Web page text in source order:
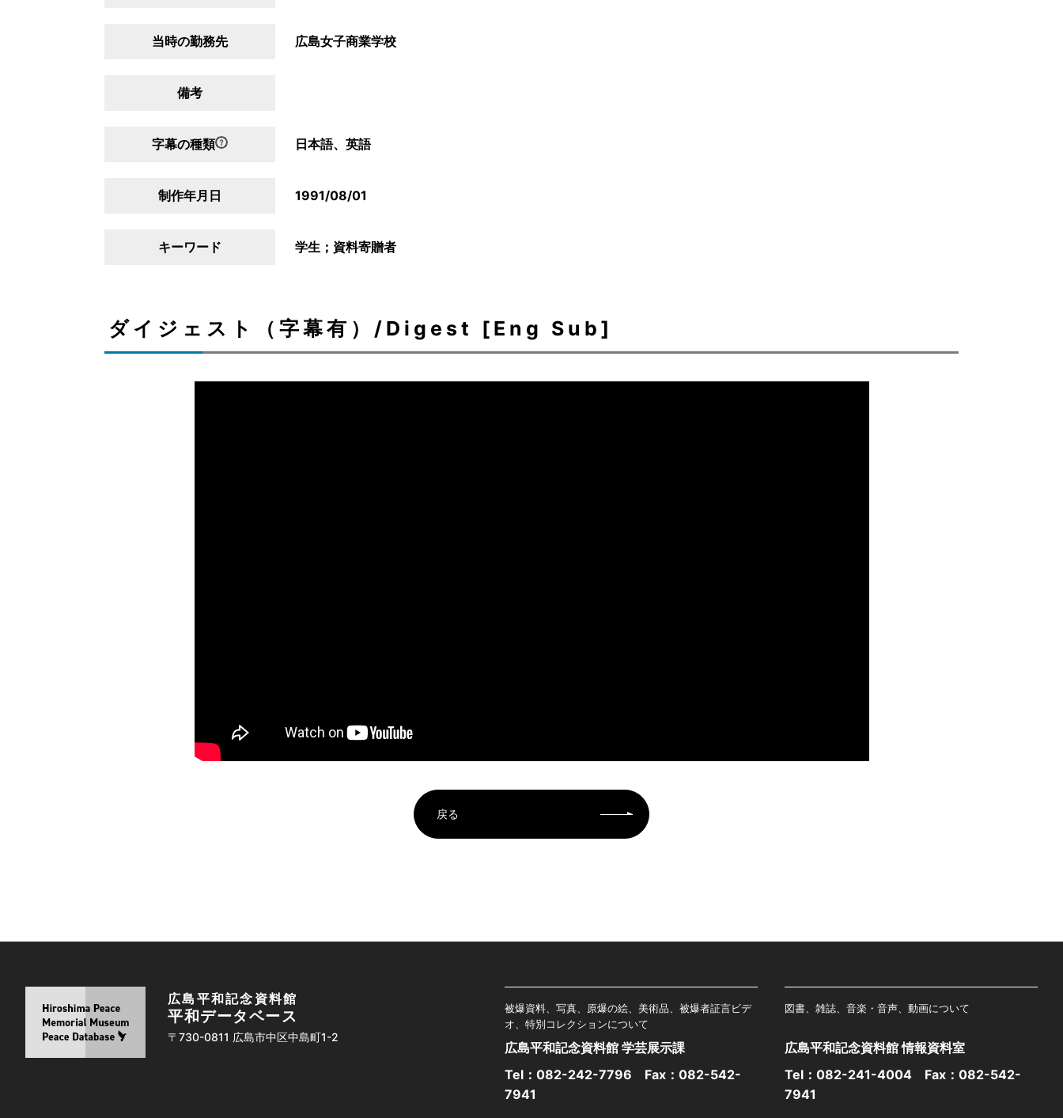
当時の勤務先 広島女子商業学校
備考
字幕の種類 日本語、英語
制作年月日 1991/08/01
キーワード 学生；資料寄贈者
ダイジェスト（字幕有）/Digest [Eng Sub]
戻る
広島平和記念資料館
平和データベース
〒730-0811 広島市中区中島町1-2
被爆資料、写真、原爆の絵、美術品、被爆者証言ビデ
オ、特別コレクションについて
広島平和記念資料館 学芸展示課
Tel： 082-242-7796 Fax：082-542-
7941
図書、雑誌、音楽・音声、動画について
広島平和記念資料館 情報資料室
Tel： 082-241-4004 Fax：082-542-
7941